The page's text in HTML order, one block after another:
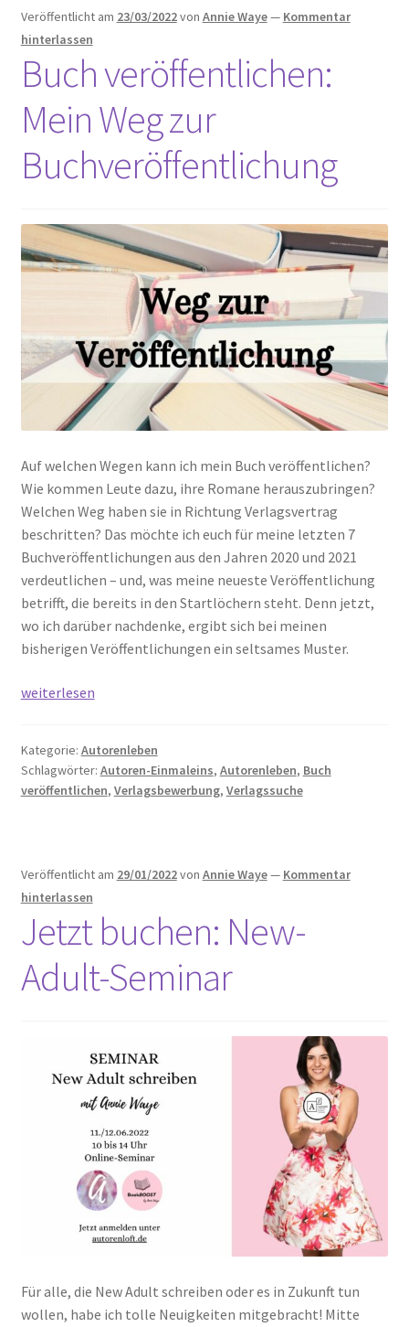
an?
Veröffentlicht am 23/03/2022von Annie Waye— Kommentar
hinterlassen
Buch veröffentlichen:
Mein Weg zur
Buchveröffentlichung
Auf welchen Wegen kann ich mein Buch veröffentlichen?
Wie kommen Leute dazu, ihre Romane herauszubringen?
Welchen Weg haben sie in Richtung Verlagsvertrag
beschritten? Das möchte ich euch für meine letzten 7
Buchveröffentlichungen aus den Jahren 2020 und 2021
verdeutlichen – und, was meine neueste Veröffentlichung
betrifft, die bereits in den Startlöchern steht. Denn jetzt,
wo ich darüber nachdenke, ergibt sich bei meinen
bisherigen Veröffentlichungen ein seltsames Muster.
Buch
Weg
weiterlesen
Kategorie: Autorenleben
Schlagwörter: Autoren-Einmaleins, Autorenleben, Buch
veröffentlichen, Verlagsbewerbung, Verlagssuche
Veröffentlicht am 29/01/2022von Annie Waye— Kommentar
hinterlassen
Jetzt buchen: New-
Adult-Seminar
Für alle, die New Adult schreiben oder es in Zukunft tun
wollen, habe ich tolle Neuigkeiten mitgebracht! Mitte